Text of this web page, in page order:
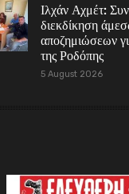
Ιλχάν Αχμέτ:
διεκδίκηση
αποζημιώσεων
της Ροδόπης
5 August 2026